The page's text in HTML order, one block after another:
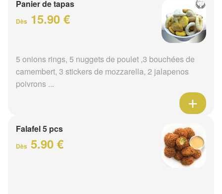
Panier de tapas
Dès 15.90 €
5 onions rings, 5 nuggets de poulet ,3 bouchées de
camembert, 3 stickers de mozzarella, 2 jalapenos
poivrons ...
Falafel 5 pcs
Dès 5.90 €